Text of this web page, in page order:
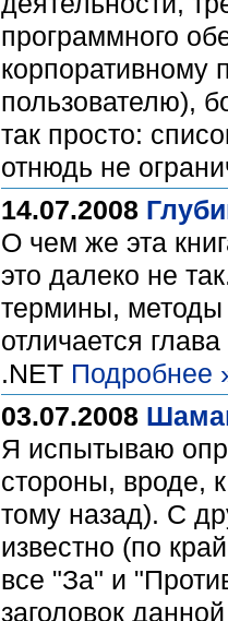
программного
корпоративному
пользователю),
так просто:
отнюдь не
14.07.2008
О чем же эта
это далеко не
термины, методы
отличается
.NET Подробнее
03.07.2008
Я испытываю
стороны, вроде,
тому назад). С
известно (по
все "За" и
заголовок